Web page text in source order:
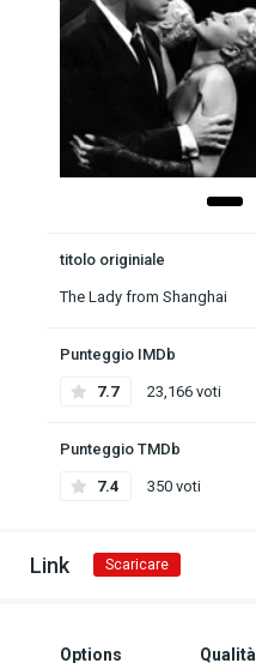
titolo originiale
The Lady from Shanghai
Punteggio IMDb
7.7 23,166 voti
Punteggio TMDb
7.4 350 voti
Link Scaricare
Options Qualità